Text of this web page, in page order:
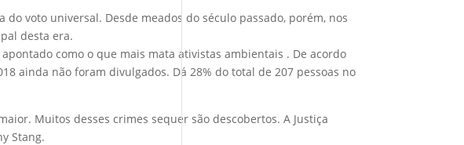
voto universal. Desde meados do século passado, porém, nos
desta era.
como o que mais mata ativistas ambientais . De acordo
ainda não foram divulgados. Dá 28% do total de 207 pessoas no
Muitos desses crimes sequer são descobertos. A Justiça
Stang.